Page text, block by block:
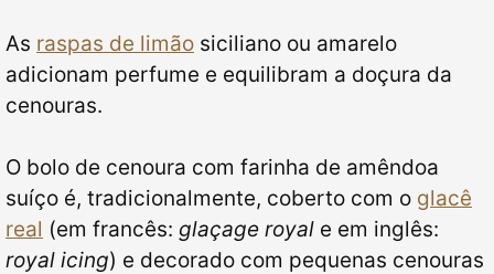
As raspas de limão siciliano ou amarelo
adicionam perfume e equilibram a doçura da
cenouras.
O bolo de cenoura com farinha de amêndoa
suíço é, tradicionalmente, coberto com o glacê
real (em francês: glaçage royal e em inglês:
royal icing) e decorado com pequenas cenouras